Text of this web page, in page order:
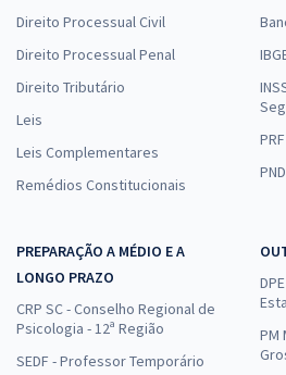
Direito Processual Civil
Direito Processual Penal
Direito Tributário
Leis
Leis Complementares
Remédios Constitucionais
PND
PREPARAÇÃO A MÉDIO E A
LONGO PRAZO
CRP SC - Conselho Regional de
Psicologia - 12ª Região
SEDF - Professor Temporário
PM